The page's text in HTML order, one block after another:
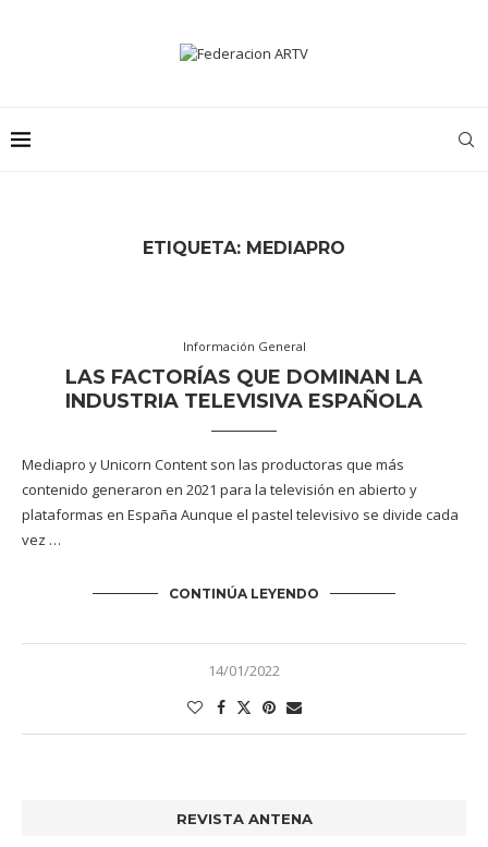
ETIQUETA: MEDIAPRO
Información General
LAS FACTORÍAS QUE DOMINAN LA
INDUSTRIA TELEVISIVA ESPAÑOLA
Mediapro y Unicorn Content son las productoras que más
contenido generaron en 2021 para la televisión en abierto y
plataformas en España Aunque el pastel televisivo se divide cada
vez …
CONTINÚA LEYENDO
14/01/2022
REVISTA ANTENA